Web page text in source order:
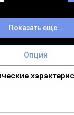
Показать еще...
Опции